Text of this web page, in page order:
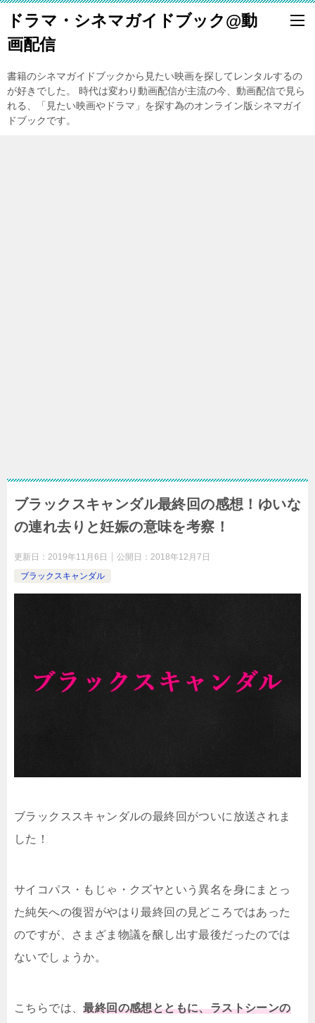
ドラマ・シネマガイドブック@動
画配信
書籍のシネマガイドブックから見たい映画を探してレンタルするの
が好きでした。 時代は変わり動画配信が主流の今、動画配信で見ら
れる、「見たい映画やドラマ」を探す為のオンライン版シネマガイ
ドブックです。
ブラックスキャンダル最終回の感想！ゆいな
の連れ去りと妊娠の意味を考察！
更新日： 2019年11月6日 公開日： 2018年12月7日
ブラックスキャンダル
ブラックススキャンダルの最終回がついに放送されま
した！
サイコパス・もじゃ・クズヤという異名を身にまとっ
た純矢への復習がやはり最終回の見どころではあった
のですが、さまざま物議を醸し出す最後だったのでは
ないでしょうか。
こちらでは、最終回の感想とともに、ラストシーンの